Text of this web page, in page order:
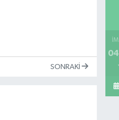
SONRAKI